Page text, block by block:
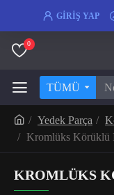
GIRIŞ YAP
0
TÜMÜ
Yedek Parça
Kromlüks Körüklü
KROMLÜKS